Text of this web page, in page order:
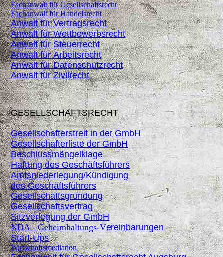
Fachanwalt für Gesellschaftsrecht
Fachanwalt für Handelsrecht
Anwalt für Vertragsrecht
Anwalt für Wettbewerbsrecht
Anwalt für Steuerrecht
Anwalt für Arbeitsrecht
Anwalt für Datenschutzrecht
Anwalt für Zivilrecht
GESELLSCHAFTSRECHT
Gesellschafterstreit in der GmbH
Gesellschafterliste der GmbH
Beschlussmängelklage
Haftung des Geschäftsführers
Amtsniederlegung/Kündigung
desGeschäftsführers
Gesellschaftsgründung
Gesellschaftsvertrag
Sitzverlegung der GmbH
NDA - Geheimhaltungs-Vereinbarungen
Start-Ups
Wirtschaftsmediation